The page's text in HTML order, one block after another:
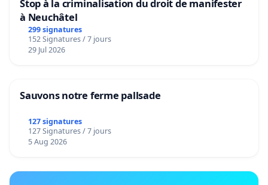
Stop à la criminalisation du droit de manifester
à Neuchâtel
299 signatures
152 Signatures / 7 jours
29 Jul 2026
Sauvons notre ferme pallsade
127 signatures
127 Signatures / 7 jours
5 Aug 2026